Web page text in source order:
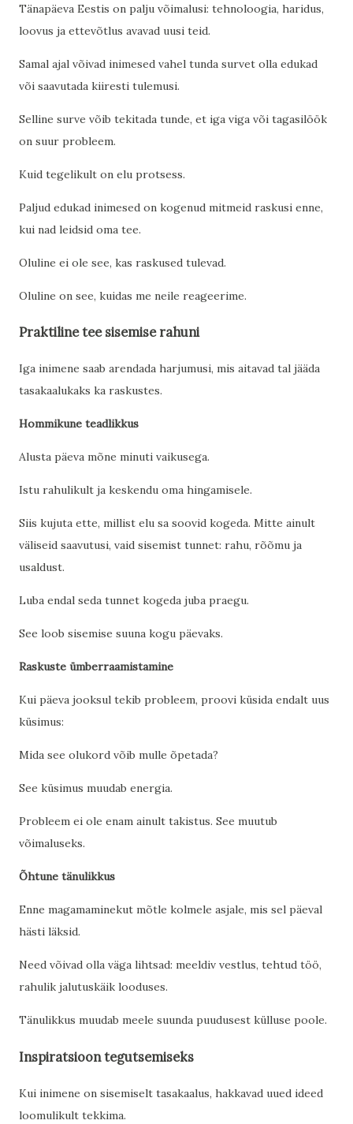
Tänapäeva Eestis on palju võimalusi: tehnoloogia, haridus,
loovus ja ettevõtlus avavad uusi teid.
Samal ajal võivad inimesed vahel tunda survet olla edukad
või saavutada kiiresti tulemusi.
Selline surve võib tekitada tunde, et iga viga või tagasilöök
on suur probleem.
Kuid tegelikult on elu protsess.
Paljud edukad inimesed on kogenud mitmeid raskusi enne,
kui nad leidsid oma tee.
Oluline ei ole see, kas raskused tulevad.
Oluline on see, kuidas me neile reageerime.
Praktiline tee sisemise rahuni
Iga inimene saab arendada harjumusi, mis aitavad tal jääda
tasakaalukaks ka raskustes.
Hommikune teadlikkus
Alusta päeva mõne minuti vaikusega.
Istu rahulikult ja keskendu oma hingamisele.
Siis kujuta ette, millist elu sa soovid kogeda. Mitte ainult
väliseid saavutusi, vaid sisemist tunnet: rahu, rõõmu ja
usaldust.
Luba endal seda tunnet kogeda juba praegu.
See loob sisemise suuna kogu päevaks.
Raskuste ümberraamistamine
Kui päeva jooksul tekib probleem, proovi küsida endalt uus
küsimus:
Mida see olukord võib mulle õpetada?
See küsimus muudab energia.
Probleem ei ole enam ainult takistus. See muutub
võimaluseks.
Õhtune tänulikkus
Enne magamaminekut mõtle kolmele asjale, mis sel päeval
hästi läksid.
Need võivad olla väga lihtsad: meeldiv vestlus, tehtud töö,
rahulik jalutuskäik looduses.
Tänulikkus muudab meele suunda puudusest külluse poole.
Inspiratsioon tegutsemiseks
Kui inimene on sisemiselt tasakaalus, hakkavad uued ideed
loomulikult tekkima.